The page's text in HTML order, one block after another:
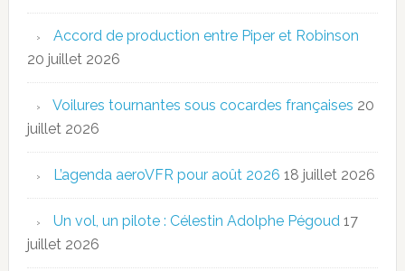
Accord de production entre Piper et Robinson
20 juillet 2026
Voilures tournantes sous cocardes françaises 20
juillet 2026
L’agenda aeroVFR pour août 2026 18 juillet 2026
Un vol, un pilote : Célestin Adolphe Pégoud 17
juillet 2026